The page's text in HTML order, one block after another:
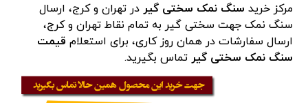
مرکز خرید سنگ نمک سختی گیر در تهران و کرج، ارسال
سنگ نمک جهت سختی گیر به تمام نقاط تهران و کرج،
ارسال سفارشات در همان روز کاری، برای استعلام قیمت
سنگ نمک سختی گیر تماس بگیرید.